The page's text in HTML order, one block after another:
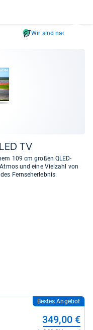
und
lassen
Wir sind nachhaltig
TV
109 cm großen QLED-
und eine Vielzahl von
Fernseherlebnis.
Bestes Angebot
349,00 €